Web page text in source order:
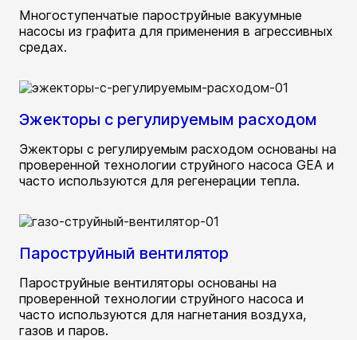
Многоступенчатые пароструйные вакуумные
насосы из графита для применения в агрессивных
средах.
Эжекторы с регулируемым расходом
Эжекторы с регулируемым расходом основаны на
проверенной технологии струйного насоса GEA и
часто используются для регенерации тепла.
Пароструйный вентилятор
Пароструйные вентиляторы основаны на
проверенной технологии струйного насоса и
часто используются для нагнетания воздуха,
газов и паров.